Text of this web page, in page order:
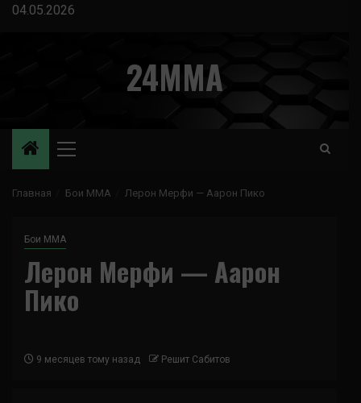
Перейти
04.05.2026
24MMA
Основное
Главная Бои ММА Лерон Мерфи — Аарон Пико
Бои ММА
Лерон Мерфи — Аарон
Пико
9 месяцев тому назад Решит Сабитов